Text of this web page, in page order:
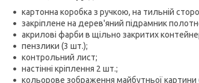
картонна коробка з ручкою, на тильній
закріплене на дерев'яний підрамник
акрилові фарби в щільно закритих
пензлики (3 шт.);
контрольний лист;
настінні кріплення 2 шт.;
кольорове зображення майбутньої